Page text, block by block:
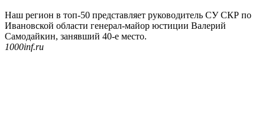
Наш регион в топ-50 представляет руководитель СУ СКР по
Ивановской области генерал-майор юстиции Валерий
Самодайкин, занявший 40-е место.
1000inf.ru